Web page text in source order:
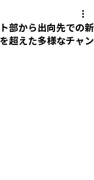
部から出向先での新
超えた多様なチャン